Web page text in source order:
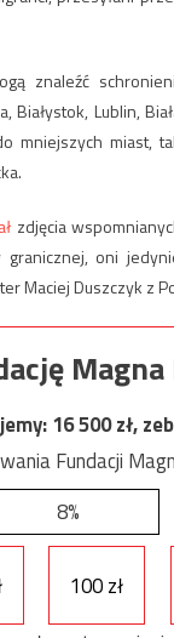
znaleźć
Lublin,
mniejszych miast,
zdjęcia
oni
Maciej Duszczyk z
16 500zł,
Fundacji
8%
100 zł